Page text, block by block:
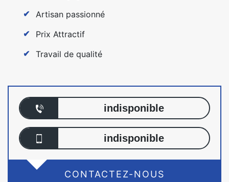
Artisan passionné
Prix Attractif
Travail de qualité
indisponible
indisponible
CONTACTEZ-NOUS